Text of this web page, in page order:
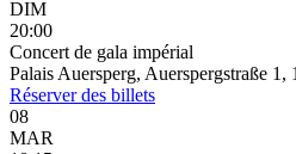
DIM
20:00
Concert de gala impérial
Palais Auersperg, Auerspergstraße
Réserverdes billets
08
MAR